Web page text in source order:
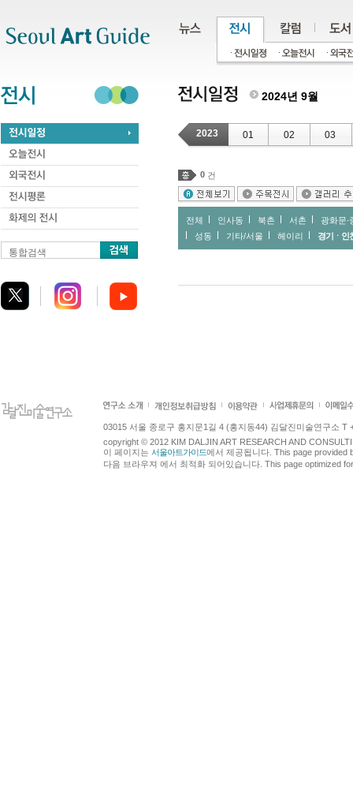
통합검색
2024년 9월
2023 01 02 03
0 건
전체 인사동 북촌 서촌
광화문∙
성동
기타/서울 헤이리 경기ㆍ인
03015 서울 종로구 홍지문1길 4 (홍지동44) 김달진미술연구소 T
copyright © 2012 KIM DALJIN ART RESEARCH AND
이 페이지는 서울아트가이드에서 제공됩니다. This page provided
다음 브라우져 에서 최적화 되어있습니다. This page optimized